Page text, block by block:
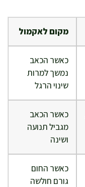
מקום לאקמול
כאשר הכאב
נמשך למרות
שינוי הרגל
כאשר הכאב
מגביל תנועה
ושינה
כאשר החום
גורם חולשה